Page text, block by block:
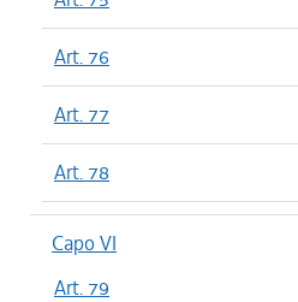
Art. 76
Art. 77
Art. 78
Capo VI
Art. 79